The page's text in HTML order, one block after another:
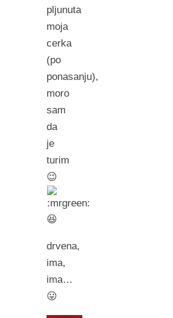
pljunuta
moja
cerka
(po
ponasanju),
moro
sam
da
je
turim
😉
😆
drvena,
ima,
ima…
😛